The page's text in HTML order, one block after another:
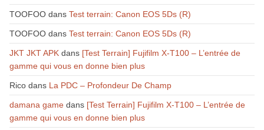
TOOFOOdans Test terrain: Canon EOS 5Ds (R)
TOOFOOdans Test terrain: Canon EOS 5Ds (R)
JKT JKT APKdans [Test Terrain] Fujifilm X-T100 – L’entrée de
gamme qui vous en donne bien plus
Ricodans La PDC – Profondeur De Champ
damana gamedans [Test Terrain] Fujifilm X-T100 – L’entrée de
gamme qui vous en donne bien plus